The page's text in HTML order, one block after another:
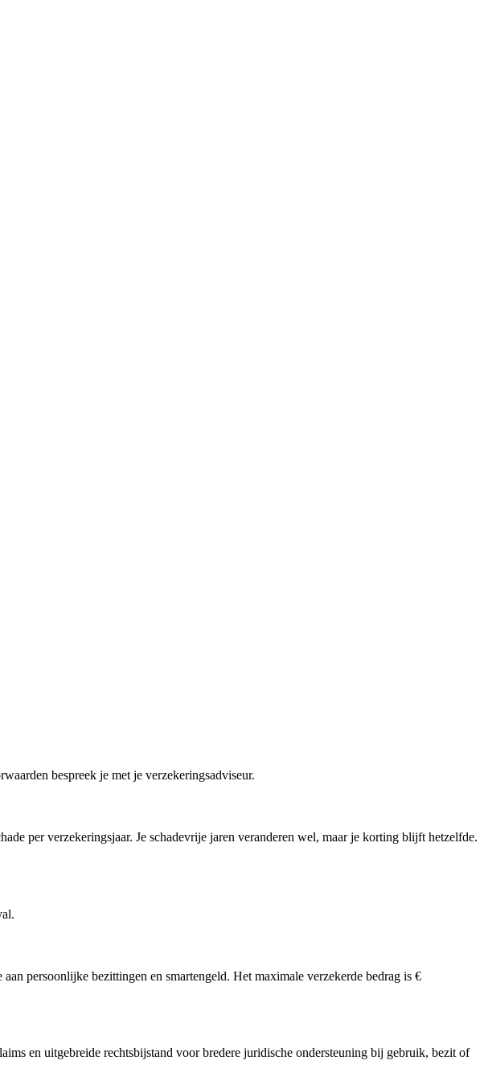
bespreek je met je verzekeringsadviseur.
per verzekeringsjaar. Je schadevrije jaren veranderen wel, maar je korting blijft hetzelfde.
persoonlijke bezittingen en smartengeld. Het maximale verzekerde bedrag is €
en uitgebreide rechtsbijstand voor bredere juridische ondersteuning bij gebruik, bezit of